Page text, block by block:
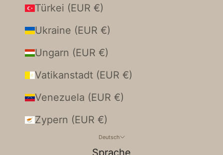
Türkei (EUR €)
Ukraine (EUR €)
Ungarn (EUR €)
Vatikanstadt (EUR €)
Venezuela (EUR €)
Zypern (EUR €)
Deutsch